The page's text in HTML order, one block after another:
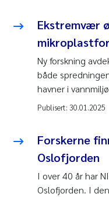
Ekstremvær
Ny forskning
både
havner i
Publisert: 30.01.2025
Forskerne
Oslofjorden
I over 40 år har
Oslofjorden. I